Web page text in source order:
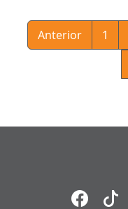
Anterior 1